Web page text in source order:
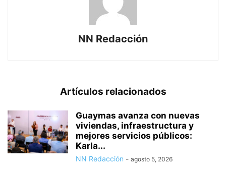
NN Redacción
Artículos relacionados
Guaymas avanza con nuevas
viviendas, infraestructura y
mejores servicios públicos:
Karla...
NN Redacción - agosto 5, 2026